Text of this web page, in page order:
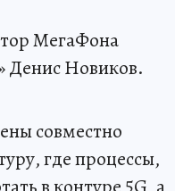
МегаФона
Денис Новиков.
совместно
где процессы,